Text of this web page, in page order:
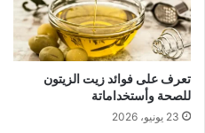
تعرف على فوائد زيت الزيتون
للصحة وأستخداماتة
23 يونيو، 2026